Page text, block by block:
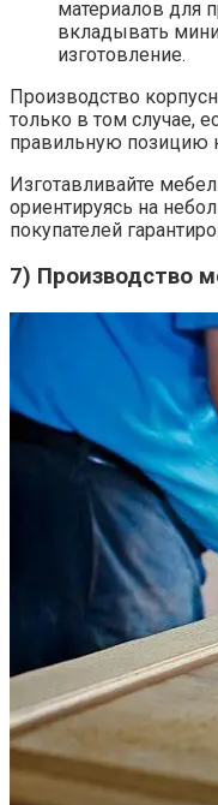
материалов для
вкладывать
изготовление.
Производство
только в том случае,
правильную позицию
Изготавливайте
ориентируясь на
покупателей
7) Производство